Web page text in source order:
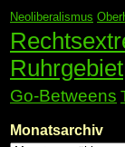
Neoliberalismus
Ruhrgebiet
Go-Betweens
Monatsarchiv